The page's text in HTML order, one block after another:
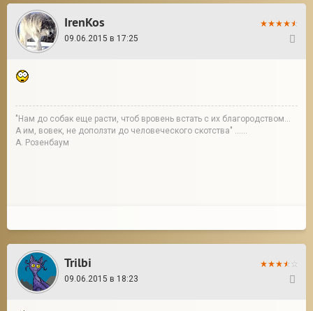
IrenKos
09.06.2015 в 17:25
"Нам до собак еще расти, чтоб вровень встать с их благородством...
А им, вовек, не доползти до человеческого скотства" ......
А. Розенбаум
Trilbi
09.06.2015 в 18:23